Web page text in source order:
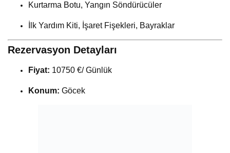
Kurtarma Botu, Yangın Söndürücüler
İlk Yardım Kiti, İşaret Fişekleri, Bayraklar
Rezervasyon Detayları
Fiyat: 10750 €/ Günlük
Konum: Göcek